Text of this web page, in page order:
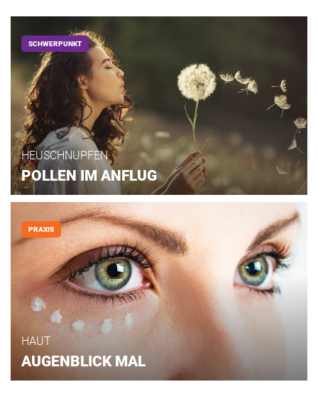
SCHWERPUNKT
HEUSCHNUPFEN
POLLEN IM ANFLUG
PRAXIS
HAUT
AUGENBLICK MAL